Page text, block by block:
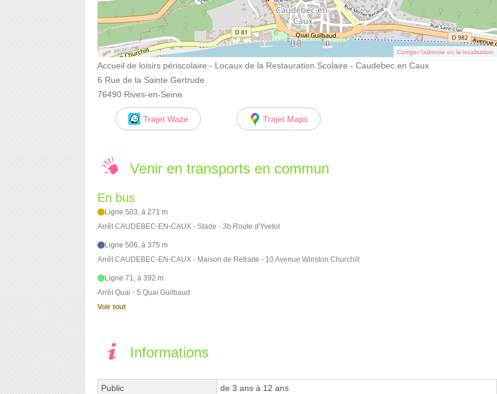
Corriger l’adresse ou la localisation
Accueil de loisirs périscolaire - Locaux de la Restauration Scolaire - Caudebec en Caux
6 Rue de la Sainte Gertrude
76490 Rives-en-Seine
Trajet Waze Trajet Maps
Venir en transports en commun
En bus
Ligne 503, à 271 m
Arrêt CAUDEBEC-EN-CAUX - Stade - 3b Route d'Yvetot
Ligne 506, à 375 m
Arrêt CAUDEBEC-EN-CAUX - Maison de Retraite - 10 Avenue Winston Churchill
Ligne 71, à 392 m
Arrêt Quai - 5 Quai Guilbaud
Voir tout
Informations
Public
de 3 ans à 12 ans